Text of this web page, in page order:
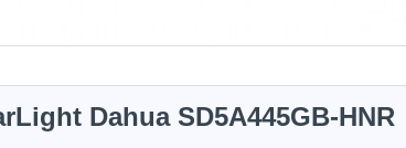
Dahua SD5A445GB-HNR